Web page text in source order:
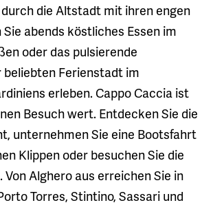
die Altstadt mit ihren engen
abends köstliches Essen im
oder das pulsierende
Ferienstadt im
erleben. Cappo Caccia ist
Besuch wert. Entdecken Sie die
unternehmen Sie eine Bootsfahrt
Klippen oder besuchen Sie die
Von Alghero aus erreichen Sie in
Torres, Stintino, Sassari und